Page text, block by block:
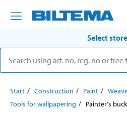
Select store
Start Construction Paint
Tools for wallpapering
Painter's